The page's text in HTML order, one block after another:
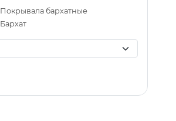
Покрывала бархатные
Бархат